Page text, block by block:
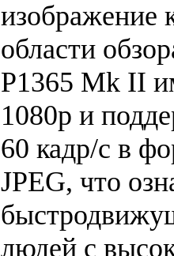
изображение
области
P1365 Mk II
1080p и
60 кадр/с в
JPEG, что
людей с